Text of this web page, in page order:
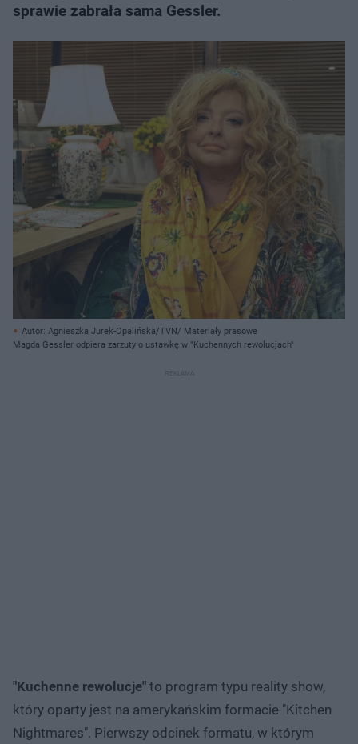
sprawie zabrała sama Gessler.
Autor: Agnieszka Jurek-Opalińska/TVN/ Materiały prasowe
Magda Gessler odpiera zarzuty o ustawkę w "Kuchennych rewolucjach"
"Kuchenne rewolucje" to program typu reality show,
który oparty jest na amerykańskim formacie "Kitchen
Nightmares". Pierwszy odcinek formatu, w którym